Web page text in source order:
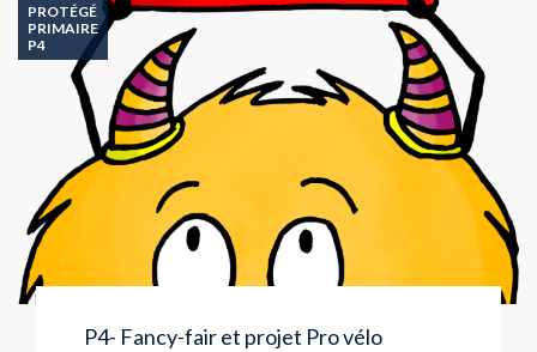
PROTÉGÉ
PRIMAIRE
P4
P4- Fancy-fair et projet Pro vélo